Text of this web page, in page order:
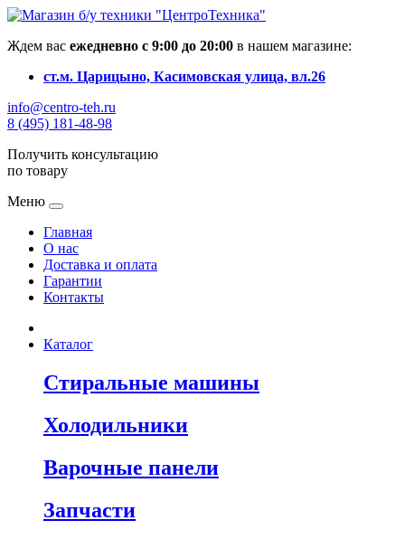
Ждем вас ежедневно с 9:00 до 20:00 в нашем магазине:
ст.м. Царицыно, Касимовская улица, вл.26
info@centro-teh.ru
8 (495) 181-48-98
Получить консультацию
по товару
Меню
Главная
О нас
Доставка и оплата
Гарантии
Контакты
Каталог
Стиральные машины
Холодильники
Варочные панели
Запчасти